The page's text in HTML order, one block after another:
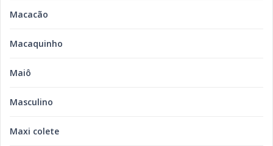
Macacão
Macaquinho
Maiô
Masculino
Maxi colete